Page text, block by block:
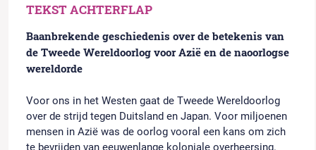
TEKST ACHTERFLAP
Baanbrekende geschiedenis over de betekenis van
de Tweede Wereldoorlog voor Azië en de naoorlogse
wereldorde
Voor ons in het Westen gaat de Tweede Wereldoorlog
over de strijd tegen Duitsland en Japan. Voor miljoenen
mensen in Azië was de oorlog vooral een kans om zich
te bevrijden van eeuwenlange koloniale overheersing.